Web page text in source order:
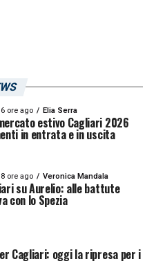
6 ore ago Elia Serra
estivo Cagliari 2026
in entrata e in uscita
8 ore ago Veronica Mandala
su Aurelio: alle battute
con lo Spezia
Cagliari: oggi la ripresa per i